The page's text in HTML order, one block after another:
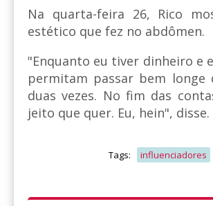
Na quarta-feira 26, Rico
estético que fez no abdômen.
"Enquanto eu tiver dinheiro e
permitam passar bem longe
duas vezes. No fim das
jeito que quer. Eu, hein", disse.
Tags: influenciadores